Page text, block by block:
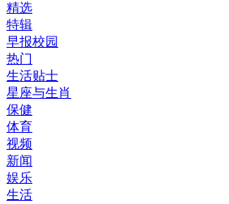
精选
特辑
早报校园
热门
生活贴士
星座与生肖
保健
体育
视频
新闻
娱乐
生活